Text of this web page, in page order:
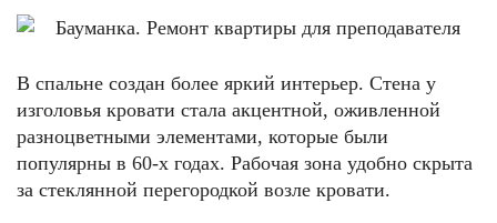
В спальне создан более яркий интерьер. Стена у
изголовья кровати стала акцентной, оживленной
разноцветными элементами, которые были
популярны в 60-х годах. Рабочая зона удобно скрыта
за стеклянной перегородкой возле кровати.